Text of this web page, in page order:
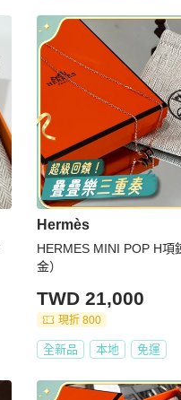
Hermès
HERMES MINI POP H項
金）
TWD 21,000
現折 800
全新品 本地 免運